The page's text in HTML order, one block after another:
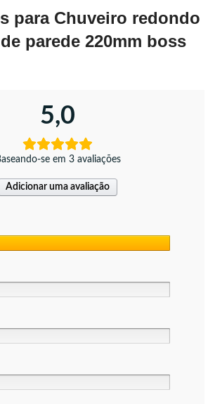
para Chuveiro redondo
parede 220mm boss
5,0
se em 3 avaliações
Adicionar uma avaliação